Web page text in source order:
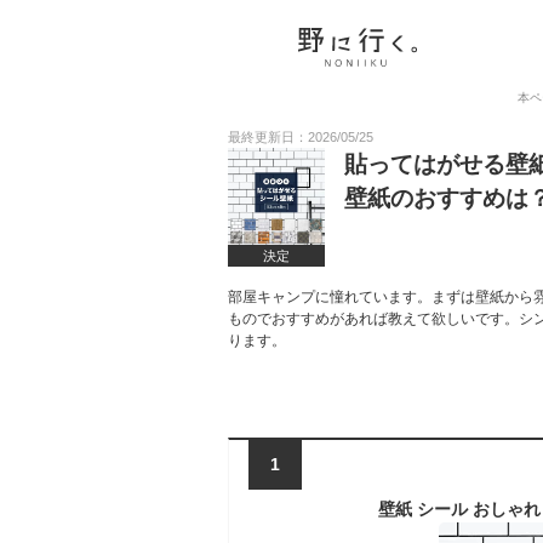
本
最終更新日：2026/05/25
決定
貼ってはがせる壁
壁紙のおすすめは
部屋キャンプに憧れています。まずは壁紙か
ものでおすすめがあれば教えて欲しいです。
ります。
1